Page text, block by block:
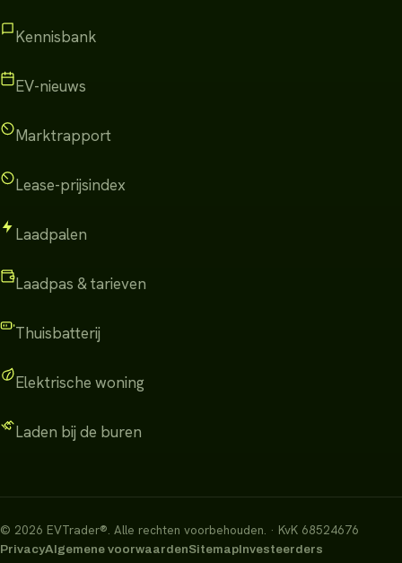
Kennisbank
EV-nieuws
Marktrapport
Lease-prijsindex
Laadpalen
Laadpas & tarieven
Thuisbatterij
Elektrische woning
Laden bij de buren
© 2026 EVTrader®. Alle rechten voorbehouden. · KvK 68524676
PrivacyAlgemene voorwaardenSitemapInvesteerders